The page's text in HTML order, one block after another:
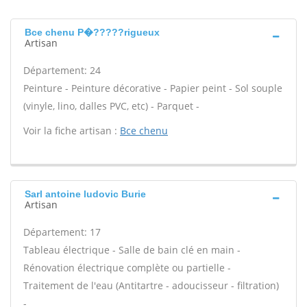
Bce chenu P�?????rigueux
Artisan
Département: 24
Peinture - Peinture décorative - Papier peint - Sol souple
(vinyle, lino, dalles PVC, etc) - Parquet -
Voir la fiche artisan : Bce chenu
Sarl antoine ludovic Burie
Artisan
Département: 17
Tableau électrique - Salle de bain clé en main -
Rénovation électrique complète ou partielle -
Traitement de l'eau (Antitartre - adoucisseur - filtration)
-